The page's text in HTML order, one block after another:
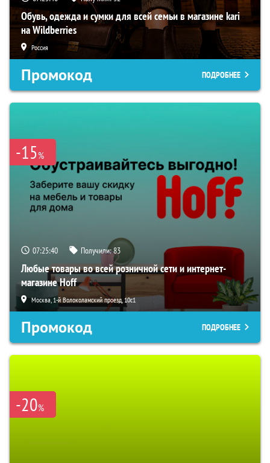
Обувь, одежда и сумки для всей семьи в магазине kari
на Wildberries
Россия
Промокод ПОДРОБНЕЕ
-15%
07:25:38 Получили:83
Любые товары во всей розничной сети и интернет-
магазине Hoff
Москва, 1-й Волоколамский проезд, 10с1
Промокод ПОДРОБНЕЕ
-20%